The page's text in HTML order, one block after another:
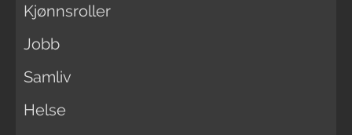
Kjønnsroller
Jobb
Samliv
Helse